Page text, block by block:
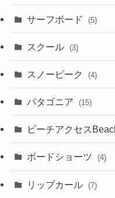
サーフボード (5)
スクール (3)
スノーピーク (4)
パタゴニア (15)
ビーチアクセス
ボードショーツ (4)
リップカール (7)